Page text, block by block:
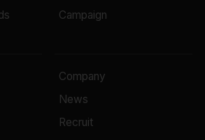
Campaign
Company
News
Recruit